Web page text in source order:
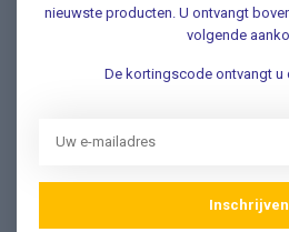
Vragen? Wij helpen
✔ Snelle antwoorden op
contact met onze klantenservice ✔
Veelgestelde
nieuwste producten. U ontvangt
volgende
De kortingscode ontvangt u
Inschrijven